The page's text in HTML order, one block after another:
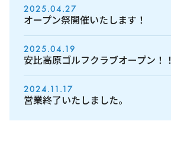
2025.04.27
オープン祭開催いたします！
2025.04.19
安比高原ゴルフクラブオープン！！
2024.11.17
営業終了いたしました。